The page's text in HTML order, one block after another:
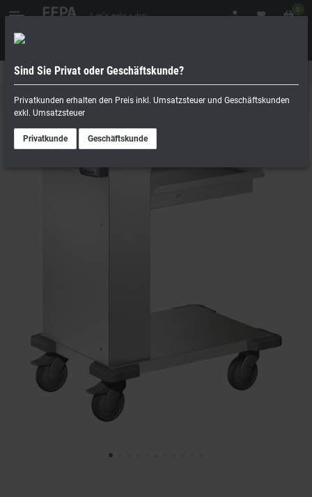
0
Geschäftskunde
Kantine & Buffet
Sind Sie Privat oder Geschäftskunde?
Privatkunden erhalten den Preis inkl. Umsatzsteuer und Geschäftskunden
exkl. Umsatzsteuer
Privatkunde Geschäftskunde